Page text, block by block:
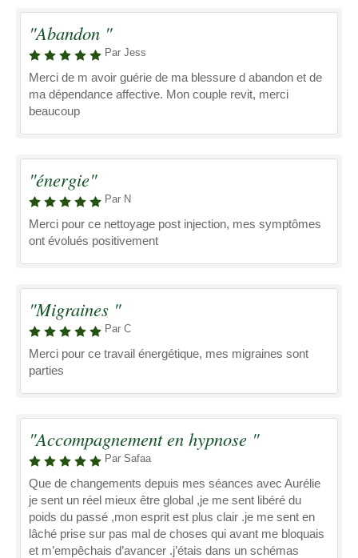
"Abandon "
Par Jess
Merci de m avoir guérie de ma blessure d abandon et de
ma dépendance affective. Mon couple revit, merci
beaucoup
"énergie"
Par N
Merci pour ce nettoyage post injection, mes symptômes
ont évolués positivement
"Migraines "
Par C
Merci pour ce travail énergétique, mes migraines sont
parties
"Accompagnement en hypnose "
Par Safaa
Que de changements depuis mes séances avec Aurélie
je sent un réel mieux être global ,je me sent libéré du
poids du passé ,mon esprit est plus clair .je me sent en
lâché prise sur pas mal de choses qui avant me bloquais
et m’empêchais d’avancer .j’étais dans un schémas